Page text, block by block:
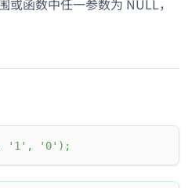
或函数中任一参数为 NULL，
'1' , '0' ) ;